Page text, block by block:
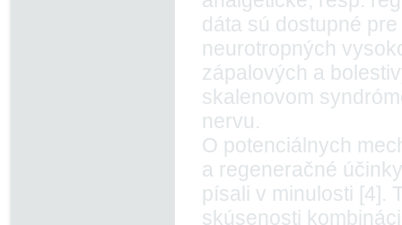
dáta sú dostupné
neurotropných
zápalových a
skalenovom
nervu.
O potenciálnych
a regeneračné
písali v minulosti [4].
skúsenosti